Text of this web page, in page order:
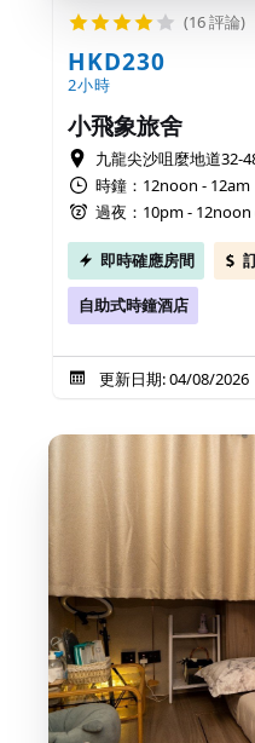
(16 評論)
HKD230
2小時
小飛象旅舍
九龍尖沙咀麼地道32-
時鐘：12noon - 12am
過夜：10pm - 12noon
即時確應房間
自助式時鐘酒店
更新日期: 04/08/2026